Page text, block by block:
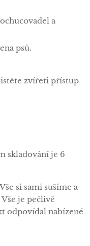
a
psů.
zvířeti přístup
skladování je 6
si sami sušíme a
je pečlivě
odpovídal nabízené